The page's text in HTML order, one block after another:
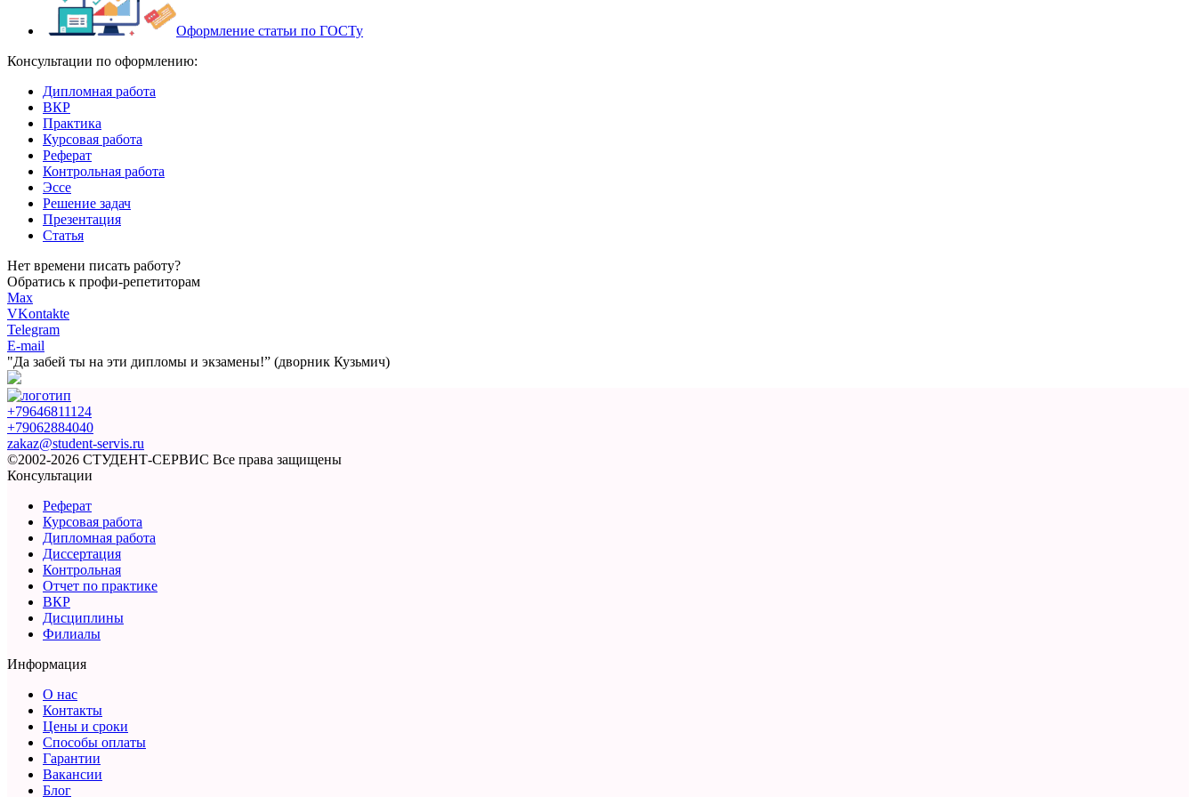
Оформление статьи по ГОСТу
Консультации по оформлению:
Дипломная работа
ВКР
Практика
Курсовая работа
Реферат
Контрольная работа
Эссе
Решение задач
Презентация
Статья
Нет времени писать работу?
Обратись к профи-репетиторам
Max
VKontakte
Telegram
E-mail
"Да забей ты на эти дипломы и экзамены!” (дворник Кузьмич)
+79646811124
+79062884040
zakaz@student-servis.ru
©2002-2026 СТУДЕНТ-СЕРВИС Все права защищены
Консультации
Реферат
Курсовая работа
Дипломная работа
Диссертация
Контрольная
Отчет по практике
ВКР
Дисциплины
Филиалы
Информация
О нас
Контакты
Цены и сроки
Способы оплаты
Гарантии
Вакансии
Блог